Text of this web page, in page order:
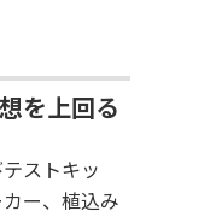
を上回る
ストキッ
ー、植込み